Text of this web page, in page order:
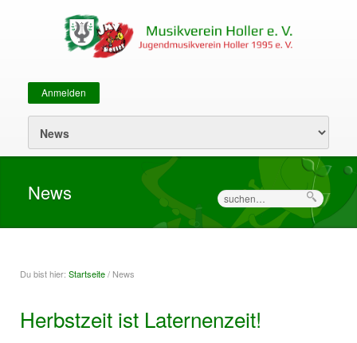
Sekundärmenü
Anmelden
News Suche
Du bist hier:
Sie sind hier
Startseite/ News
Herbstzeit ist Laternenzeit!